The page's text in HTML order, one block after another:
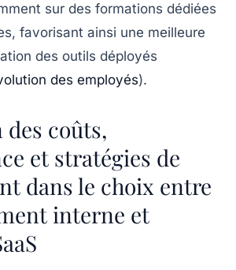
sur des formations dédiées
favorisant ainsi une meilleure
des outils déployés
des employés).
coûts,
et stratégies de
dans le choix entre
interne et